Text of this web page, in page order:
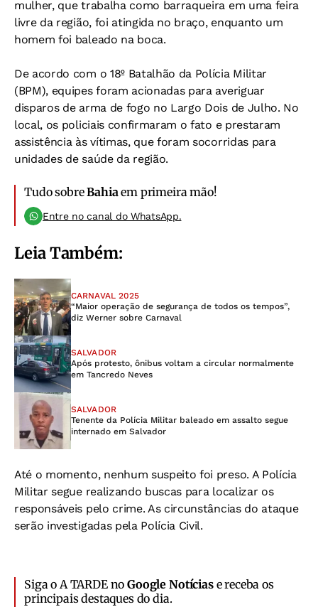
mulher, que trabalha como barraqueira em uma feira
livre da região, foi atingida no braço, enquanto um
homem foi baleado na boca.
De acordo com o 18º Batalhão da Polícia Militar
(BPM), equipes foram acionadas para averiguar
disparos de arma de fogo no Largo Dois de Julho. No
local, os policiais confirmaram o fato e prestaram
assistência às vítimas, que foram socorridas para
unidades de saúde da região.
Tudo sobreBahiaem primeira mão!
Entre no canal do WhatsApp.
Leia Também:
CARNAVAL 2025
“Maior operação de segurança de todos os tempos”,
diz Werner sobre Carnaval
SALVADOR
Após protesto, ônibus voltam a circular normalmente
em Tancredo Neves
SALVADOR
Tenente da Polícia Militar baleado em assalto segue
internado em Salvador
Até o momento, nenhum suspeito foi preso. A Polícia
Militar segue realizando buscas para localizar os
responsáveis pelo crime. As circunstâncias do ataque
serão investigadas pela Polícia Civil.
Siga o A TARDE noGoogle Notíciase receba os
principais destaques do dia.